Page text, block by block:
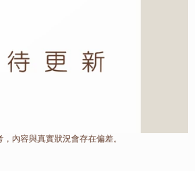
內容與真實狀況會存在偏差。